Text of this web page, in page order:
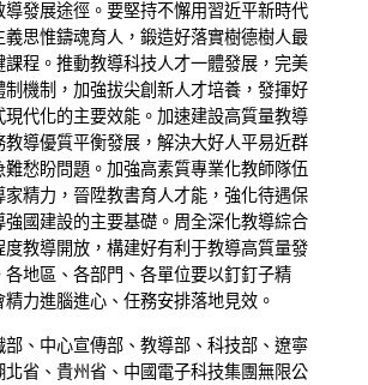
發展途徑。要堅持不懈用習近平新時代
義思惟鑄魂育人，鍛造好落實樹德樹人最
程。推動教導科技人才一體發展，完美
機制，加強拔尖創新人才培養，發揮好
現代化的主要效能。加速建設高質量教導
導優質平衡發展，解決大好人平易近群
愁盼問題。加強高素質專業化教師隊伍
家精力，晉陞教書育人才能，強化待遇保
國建設的主要基礎。周全深化教導綜合
度教導開放，構建好有利于教導高質量發
各地區、各部門、各單位要以釘釘子精
力進腦進心、任務安排落地見效。
、中心宣傳部、教導部、科技部、遼寧
省、貴州省、中國電子科技集團無限公